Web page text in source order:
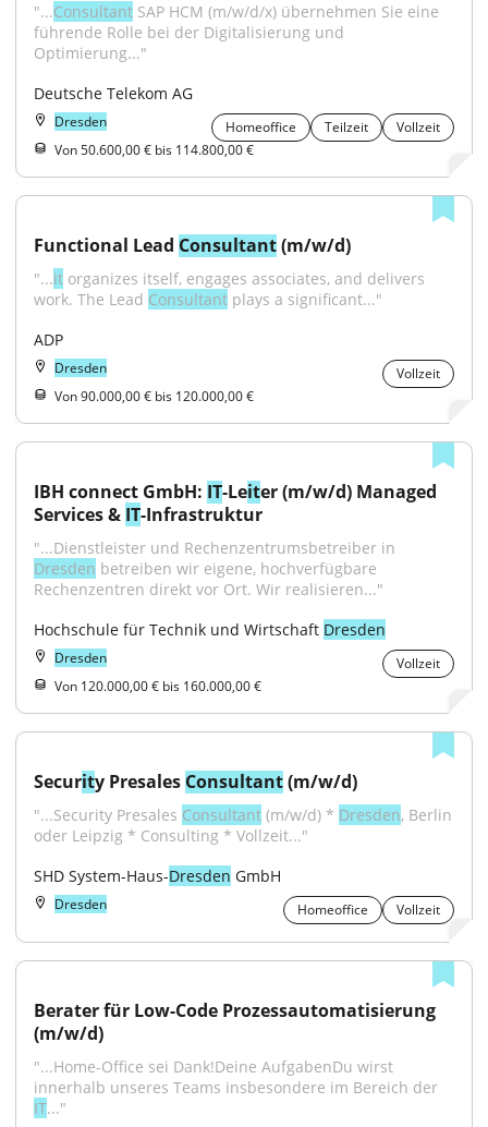
"...Consultant SAP HCM (m/w/d/x) übernehmen Sie eine
führende Rolle bei der Digitalisierung und
Optimierung..."
Deutsche Telekom AG
Dresden Homeoffice Teilzeit
Vollzeit
Von 50.600,00 € bis 114.800,00 €
Functional Lead Consultant (m/w/d)
"...it organizes itself, engages associates, and delivers
work. The Lead Consultant plays a significant..."
ADP
Dresden
Vollzeit
Von 90.000,00 € bis 120.000,00 €
IBH connect GmbH: IT-Leiter (m/w/d) Managed
Services & IT-Infrastruktur
Dresden betreiben wir eigene, hochverfügbare
Rechenzentren direkt vor Ort. Wir realisieren..."
Hochschule für Technik und Wirtschaft Dresden
Dresden
Vollzeit
Von 120.000,00 € bis 160.000,00 €
Security Presales Consultant (m/w/d)
"...Security Presales Consultant (m/w/d) * Dresden, Berlin
oder Leipzig * Consulting * Vollzeit..."
SHD System-Haus-Dresden GmbH
Dresden Homeoffice Vollzeit
Berater für Low-Code Prozessautomatisierung
(m/w/d)
"...Home-Office sei Dank!Deine AufgabenDu wirst
IT..."